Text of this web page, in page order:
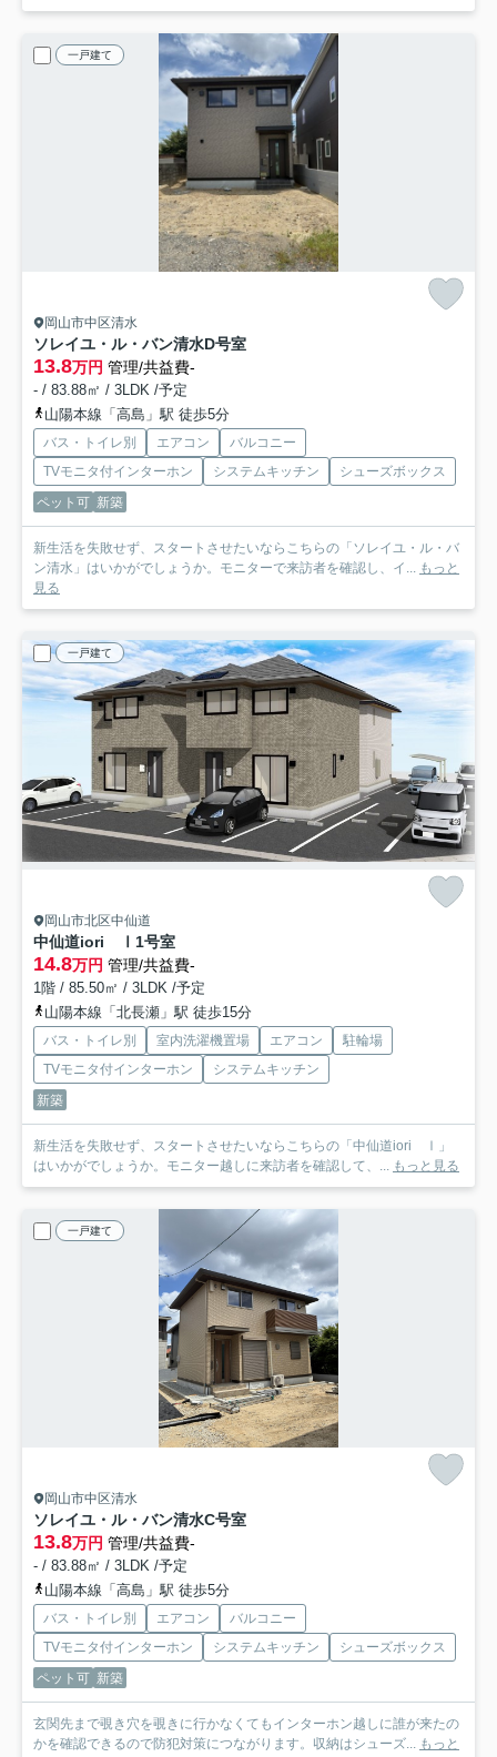
一戸建て
岡山市中区清水
ソレイユ・ル・バン清水D号室
13.8万円 管理/共益費-
- / 83.88㎡ / 3LDK /予定
山陽本線「高島」駅 徒歩5分
バス・トイレ別 エアコン
バルコニー
TVモニタ付インターホン
システムキッチン
シューズボックス
ペット可 新築
新生活を失敗せず、スタートさせたいならこちらの「ソレイユ・ル・バ
ン清水」はいかがでしょうか。モニターで来訪者を確認し、イ... もっと
見る
一戸建て
岡山市北区中仙道
中仙道iori Ⅰ 1号室
14.8万円 管理/共益費-
1階 / 85.50㎡ / 3LDK /予定
山陽本線「北長瀬」駅 徒歩15分
バス・トイレ別 室内洗濯機置場 エアコン
駐輪場
TVモニタ付インターホン
システムキッチン
新築
新生活を失敗せず、スタートさせたいならこちらの「中仙道iori Ⅰ」
はいかがでしょうか。モニター越しに来訪者を確認して、... もっと見る
一戸建て
岡山市中区清水
ソレイユ・ル・バン清水C号室
13.8万円 管理/共益費-
- / 83.88㎡ / 3LDK /予定
山陽本線「高島」駅 徒歩5分
バス・トイレ別 エアコン
バルコニー
TVモニタ付インターホン
システムキッチン
シューズボックス
ペット可 新築
玄関先まで覗き穴を覗きに行かなくてもインターホン越しに誰が来たの
かを確認できるので防犯対策につながります。収納はシューズ... もっと